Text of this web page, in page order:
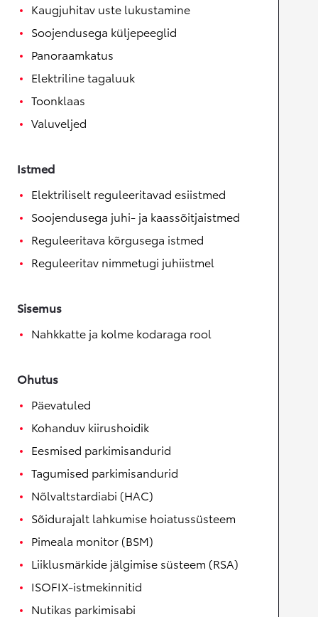
Kaugjuhitav uste lukustamine
Soojendusega küljepeeglid
Panoraamkatus
Elektriline tagaluuk
Toonklaas
Valuveljed
Istmed
Elektriliselt reguleeritavad esiistmed
Soojendusega juhi- ja kaassõitjaistmed
Reguleeritava kõrgusega istmed
Reguleeritav nimmetugi juhiistmel
Sisemus
Nahkkatte ja kolme kodaraga rool
Ohutus
Päevatuled
Kohanduv kiirushoidik
Eesmised parkimisandurid
Tagumised parkimisandurid
Nõlvaltstardiabi (HAC)
Sõidurajalt lahkumise hoiatussüsteem
Pimeala monitor (BSM)
Liiklusmärkide jälgimise süsteem (RSA)
ISOFIX-istmekinnitid
Nutikas parkimisabi